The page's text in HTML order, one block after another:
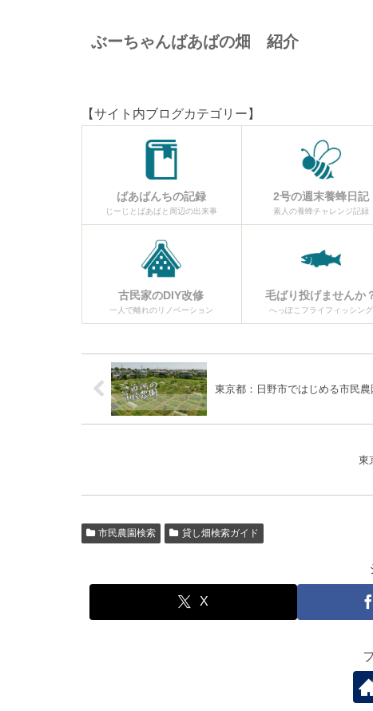
ぶーちゃんばあばの畑 紹介
【サイト内ブログカテゴリー】
ばあばんちの記録
じーじとばあばと周辺の出来事
2号の週末養蜂日記
素人の養蜂チャレンジ記録
古民家のDIY改修
一人で離れのリノベーション
毛ばり投げませんか
へっぽこフライフィッシング
東京都：日野市ではじめる市民農
東
市民農園検索 貸し畑検索ガイド
X